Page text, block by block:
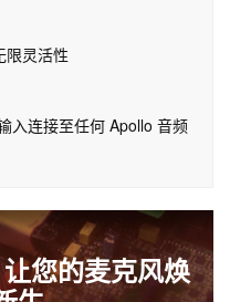
限灵活性
入连接至任何 Apollo 音频
您的麦克风焕